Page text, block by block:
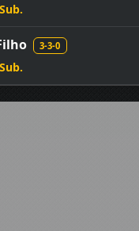
3-3-0